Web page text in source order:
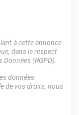
à cette annonce
dans le respect
(RGPD).
données
de vos droits, nous